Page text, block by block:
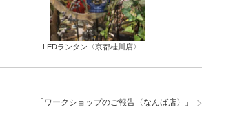
LEDランタン〈京都桂川店〉
「 ワークショップのご報告〈なんば店〉 」